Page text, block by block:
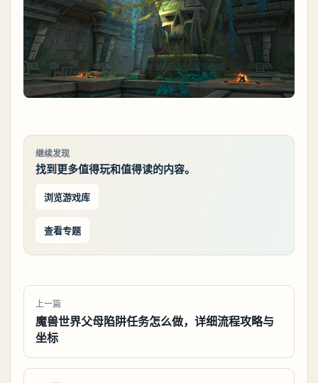
继续发现
找到更多值得玩和值得读的内容。
浏览游戏库
查看专题
上一篇
魔兽世界父母陷阱任务怎么做，详细流程攻略与
坐标